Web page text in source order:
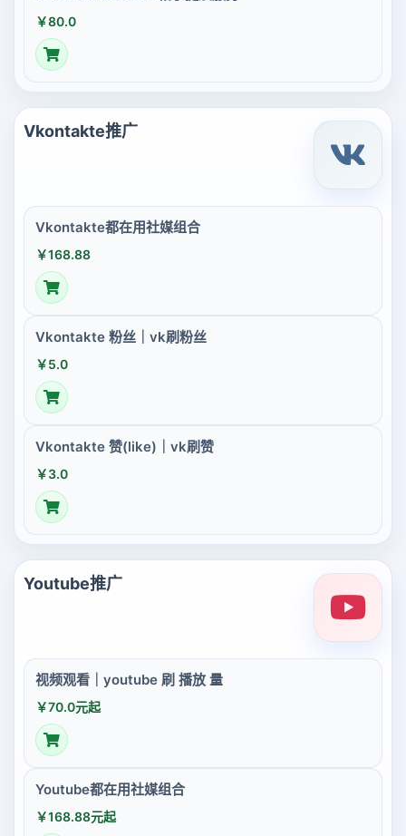
￥80.0
Vkontakte推广
Vkontakte都在用社媒组合
￥168.88
Vkontakte 粉丝｜vk刷粉丝
￥5.0
Vkontakte 赞(like)｜vk刷赞
￥3.0
Youtube推广
视频观看｜youtube 刷 播放 量
￥70.0元起
Youtube都在用社媒组合
￥168.88元起